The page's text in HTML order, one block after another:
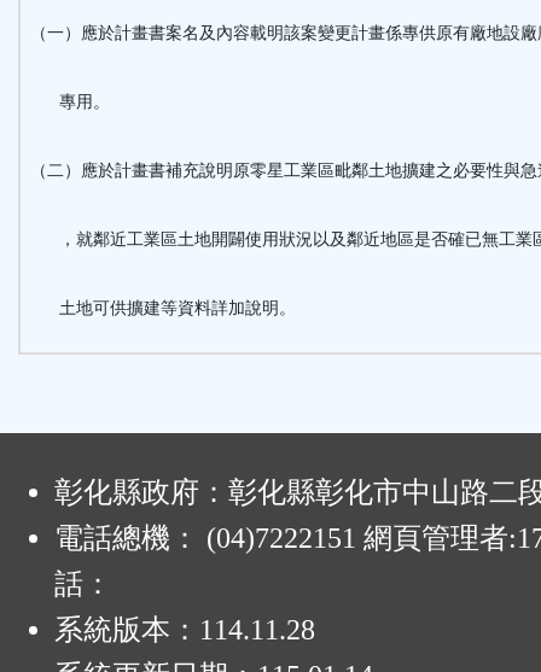
（一）應於計畫書案名及內容載明該案變更計畫係專供原有廠地設
專用。
（二）應於計畫書補充說明原零星工業區毗鄰土地擴建之必要性與
，就鄰近工業區土地開闢使用狀況以及鄰近地區是否確已無工業
土地可供擴建等資料詳加說明。
彰化縣政府：彰化縣彰化市中山路二
電話總機： (04)7222151 網頁管理者
話：
系統版本： 114.11.28